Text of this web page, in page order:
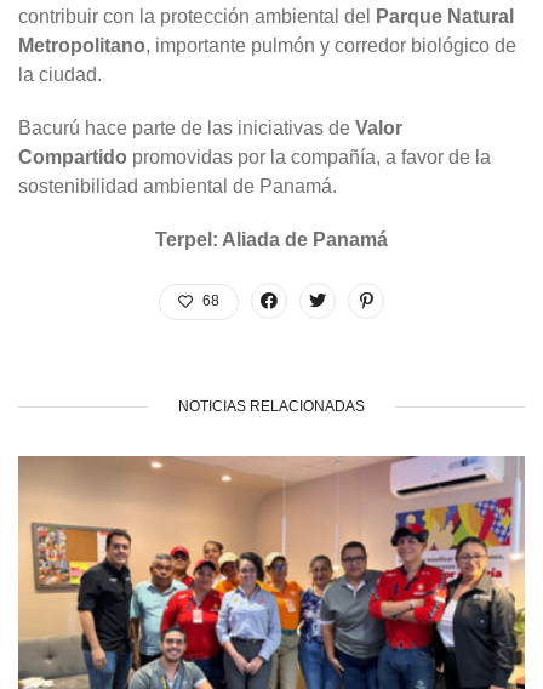
contribuir con la protección ambiental del
Parque Natural
Metropolitano, importante pulmón y corredor biológico de
la ciudad.
Bacurú hace parte de las iniciativas de Valor
Compartido promovidas por la compañía, a favor de la
sostenibilidad ambiental de Panamá.
Terpel: Aliada de Panamá
68
NOTICIAS RELACIONADAS